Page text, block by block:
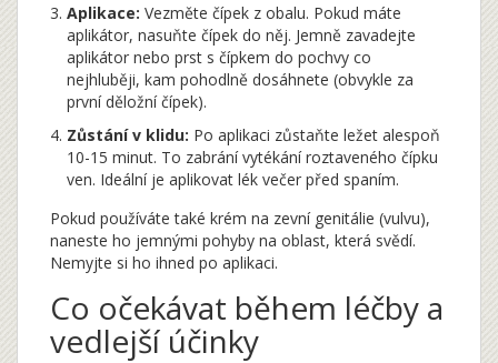
Aplikace: Vezměte čípek z obalu. Pokud máte
aplikátor, nasuňte čípek do něj. Jemně zavadejte
aplikátor nebo prst s čípkem do pochvy co
nejhluběji, kam pohodlně dosáhnete (obvykle za
první děložní čípek).
Zůstání v klidu: Po aplikaci zůstaňte ležet alespoň
10-15 minut. To zabrání vytékání roztaveného čípku
ven. Ideální je aplikovat lék večer před spaním.
Pokud používáte také krém na zevní genitálie (vulvu),
naneste ho jemnými pohyby na oblast, která svědí.
Nemyjte si ho ihned po aplikaci.
Co očekávat během léčby a
vedlejší účinky